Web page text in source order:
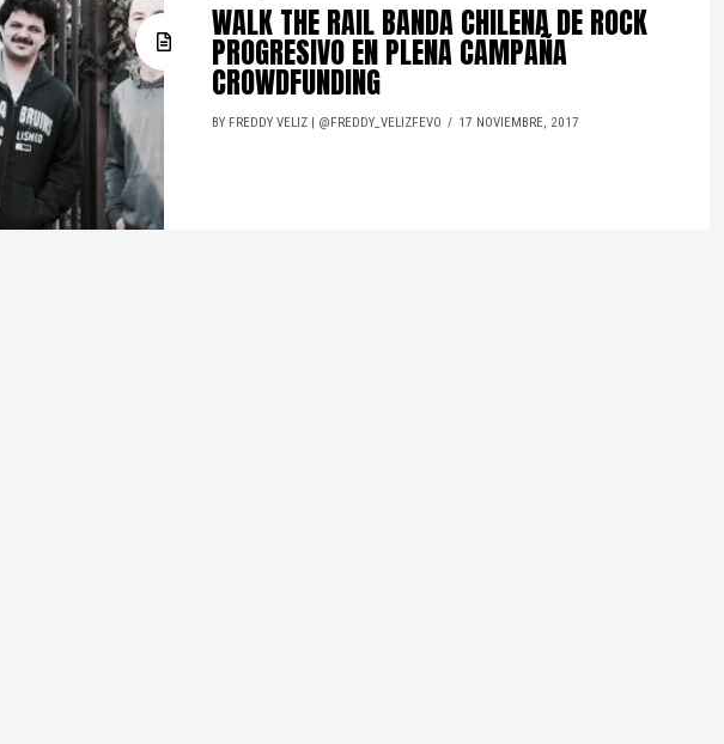
WALK THE RAIL BANDA CHILENA DE ROCK
PROGRESIVO EN PLENA CAMPAÑA
CROWDFUNDING
BY FREDDY VELIZ | @FREDDY_VELIZFEVO 17 NOVIEMBRE, 2017